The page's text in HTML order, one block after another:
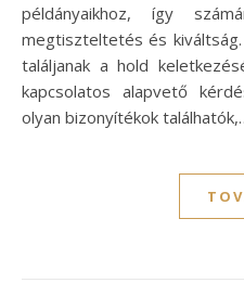
példányaikhoz, így
megtiszteltetés és
találjanak a hold
kapcsolatos alapvető
olyan bizonyítékok